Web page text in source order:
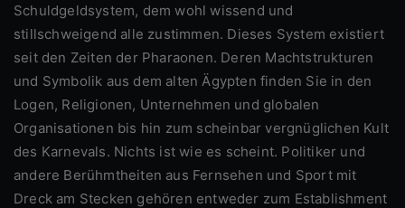
Schuldgeldsystem, dem wohl wissend und
stillschweigend alle zustimmen. Dieses System existiert
seit den Zeiten der Pharaonen. Deren Machtstrukturen
und Symbolik aus dem alten Ägypten finden Sie in den
Logen, Religionen, Unternehmen und globalen
Organisationen bis hin zum scheinbar vergnüglichen Kult
des Karnevals. Nichts ist wie es scheint. Politiker und
andere Berühmtheiten aus Fernsehen und Sport mit
Dreck am Stecken gehören entweder zum Establishment